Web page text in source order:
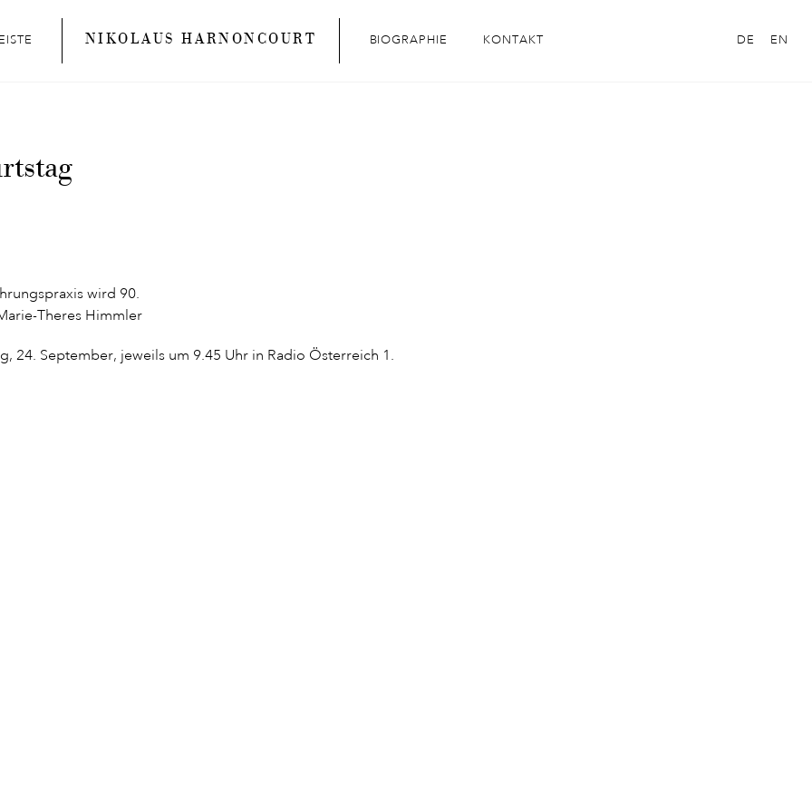
NIKOLAUS HARNONCOURT BIOGRAPHIE KONTAKT DE EN
wird 90.
Theres Himmler
24. September, jeweils um 9.45 Uhr in Radio Österreich 1.